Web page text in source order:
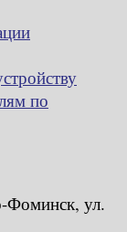
по
Фоминск, ул.